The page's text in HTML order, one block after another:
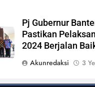
Pj Gubernur
Pastikan
2024 Berjalan
Akunredaksi
3